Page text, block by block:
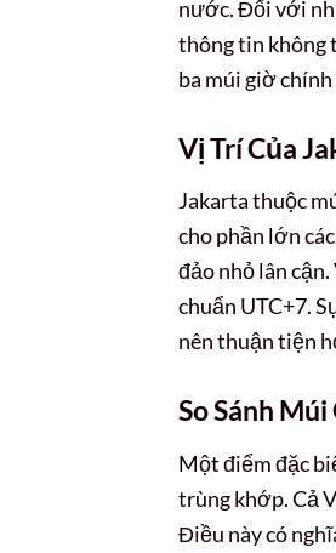
nước. Đối với
thông tin không
ba múi giờ
Vị Trí Của
Jakarta thuộc
cho phần lớn
đảo nhỏ lân
chuẩn UTC+7.
nên thuận tiện
So Sánh
Một điểm đặc
trùng khớp. Cả
Điều này có